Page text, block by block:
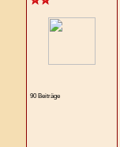
90 Beiträge